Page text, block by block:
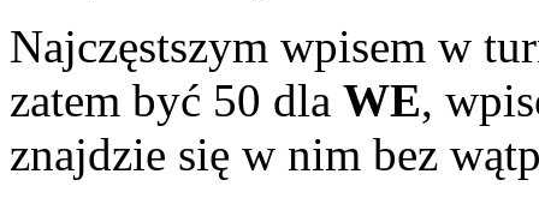
Najczęstszym wpisem w
zatem być 50 dla WE,
znajdzie się w nim bez